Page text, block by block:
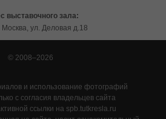
выставочного зала:
Москва, ул. Деловая д.18
© 2008–2026
и использование фотографий
с согласия владельцев сайта
ссылки на spb.tutkresla.ru